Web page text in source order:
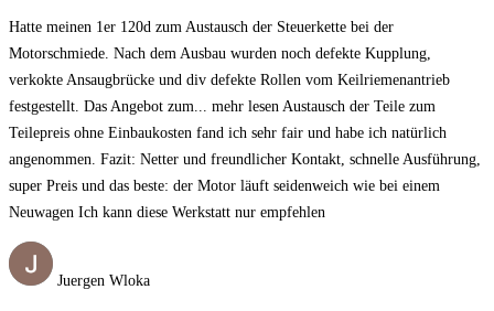
Hatte meinen 1er 120d zum Austausch der Steuerkette bei der
Motorschmiede. Nach dem Ausbau wurden noch defekte Kupplung,
verkokte Ansaugbrücke und div defekte Rollen vom Keilriemenantrieb
festgestellt. Das Angebot zum... mehr lesenAustausch der Teile zum
Teilepreis ohne Einbaukosten fand ich sehr fair und habe ich natürlich
angenommen. Fazit: Netter und freundlicher Kontakt, schnelle Ausführung,
super Preis und das beste: der Motor läuft seidenweich wie bei einem
Neuwagen Ich kann diese Werkstatt nur empfehlen
Juergen Wloka